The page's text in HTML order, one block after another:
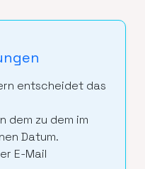
entscheidet das
dem zu dem im
Datum.
E-Mail